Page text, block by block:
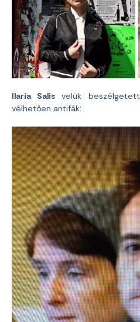
Ilaria Salis velük
vélhetően antifák: